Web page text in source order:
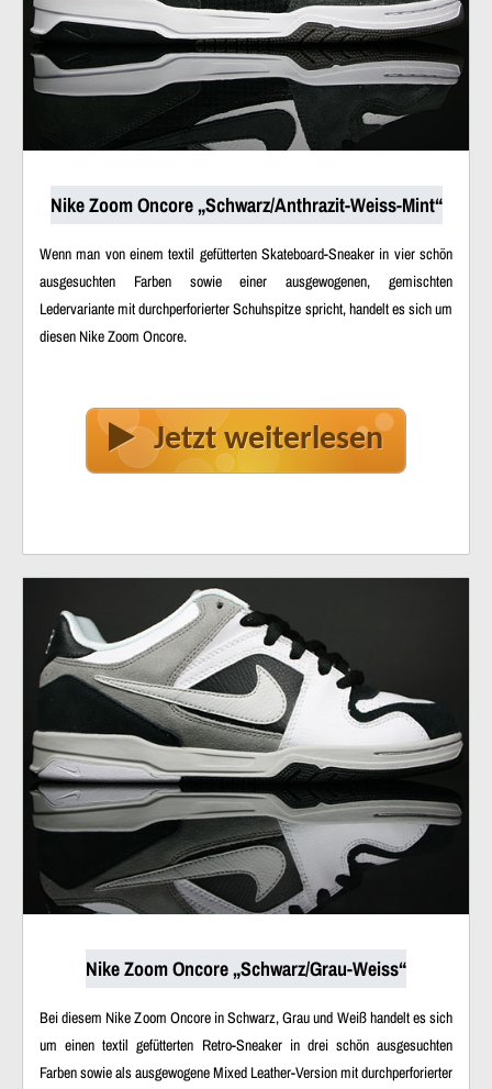
Nike Zoom Oncore „Schwarz/Anthrazit-Weiss-Mint“
Wenn man von einem textil gefütterten Skateboard-Sneaker in vier schön
ausgesuchten Farben sowie einer ausgewogenen, gemischten
Ledervariante mit durchperforierter Schuhspitze spricht, handelt es sich um
diesen Nike Zoom Oncore.
Jetzt weiterlesen
Nike Zoom Oncore „Schwarz/Grau-Weiss“
Bei diesem Nike Zoom Oncore in Schwarz, Grau und Weiß handelt es sich
um einen textil gefütterten Retro-Sneaker in drei schön ausgesuchten
Farben sowie als ausgewogene Mixed Leather-Version mit durchperforierter